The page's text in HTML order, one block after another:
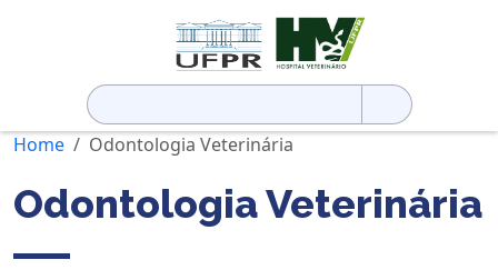
Pesquisar
por:
Home
Odontologia Veterinária
Odontologia Veterinária